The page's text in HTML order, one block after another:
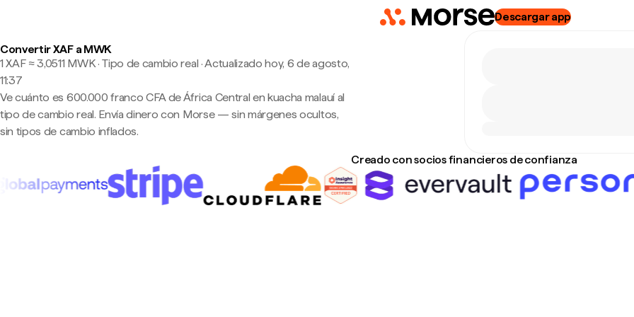
Descargar app
Convertir XAF a MWK
1 XAF ≈ 3,0511 MWK · Tipo de cambio real ·Actualizado hoy, 6 de agosto,
11:37
Ve cuánto es 600.000 franco CFA de África Central en kuacha malauí al
tipo de cambio real. Envía dinero con Morse — sin márgenes ocultos,
sin tipos de cambio inflados.
Creado con socios financieros de confianza